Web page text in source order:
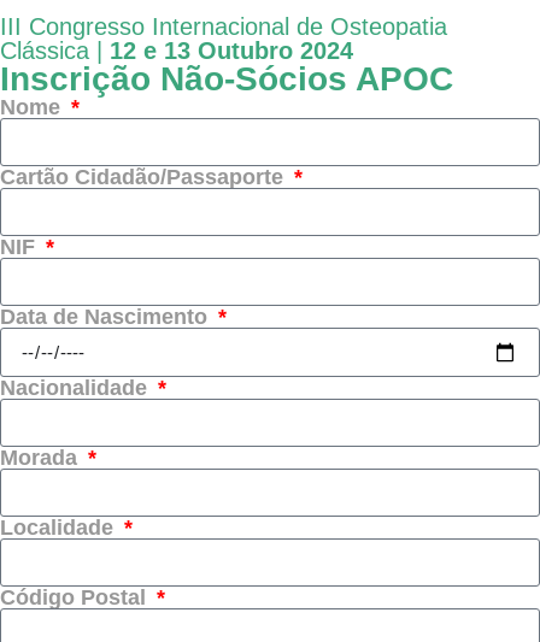
III Congresso Internacional de Osteopatia
Clássica | 12 e 13 Outubro 2024
Inscrição Não-Sócios APOC
Nome
Cartão Cidadão/Passaporte
NIF
Data de Nascimento
Nacionalidade
Morada
Localidade
Código Postal